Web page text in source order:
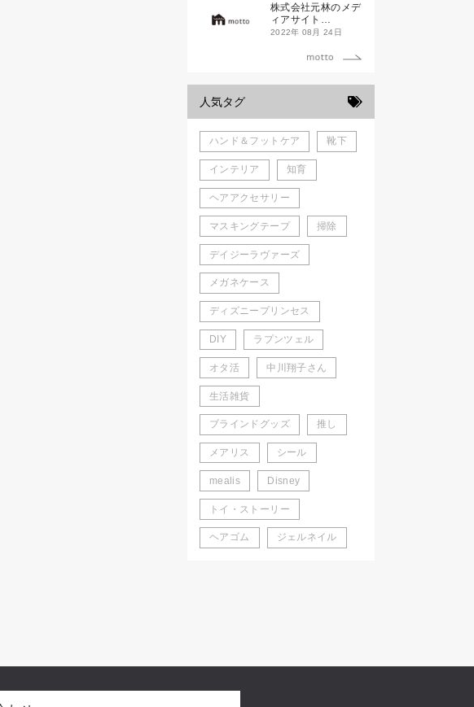
株式会社元林のメデ
ィアサイト
「motto」がローン
2022年 08月 24日
人気タグ
ハンド＆フットケア 靴下
インテリア 知育
ヘアアクセサリー
マスキングテープ 掃除
デイジーラヴァーズ
メガネケース
ディズニープリンセス
DIY ラプンツェル
オタ活 中川翔子さん
生活雑貨
ブラインドグッズ 推し
メアリス シール
mealis Disney
トイ・ストーリー
ヘアゴム ジェルネイル